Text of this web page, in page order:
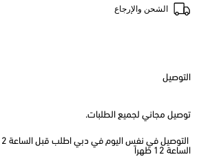
الشحن والإرجاع
التوصيل
توصيل مجاني لجميع الطلبات.
الساعة 12 ظهراً